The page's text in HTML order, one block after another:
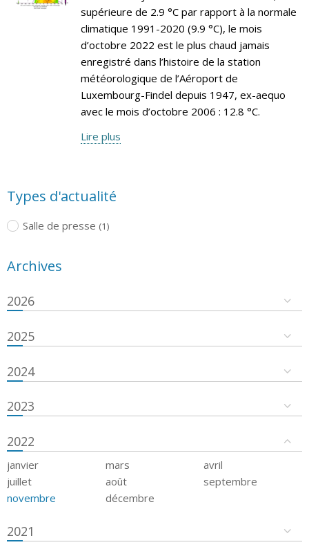
supérieure de 2.9 °C par rapport à la normale
climatique 1991-2020 (9.9 °C), le mois
d’octobre 2022 est le plus chaud jamais
enregistré dans l’histoire de la station
météorologique de l’Aéroport de
Luxembourg-Findel depuis 1947, ex-aequo
avec le mois d’octobre 2006 : 12.8 °C.
Lire plus
Types d'actualité
Salle de presse (1)
Archives
2026
2025
2024
2023
2022
janvier mars
avril
juillet
août
septembre
novembre
décembre
2021